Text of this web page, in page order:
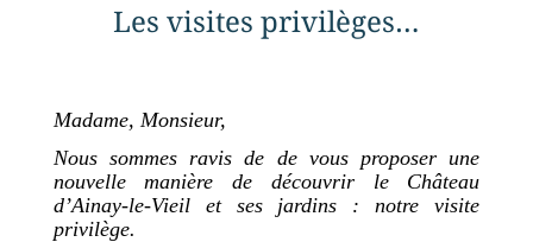
Les visites privilèges…
Madame, Monsieur,
Nous sommes ravis de de vous proposer une
nouvelle manière de découvrir le Château
d’Ainay-le-Vieil et ses jardins : notre visite
privilège.